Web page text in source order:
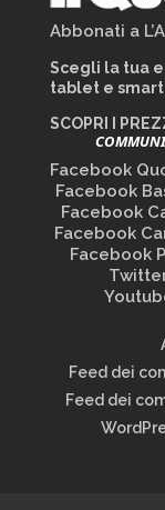
Abbonati a
Scegli la tua
tablet e
SCOPRI I
Facebook
Facebook
Facebook
Facebook
Facebook
Feed dei
Feed dei